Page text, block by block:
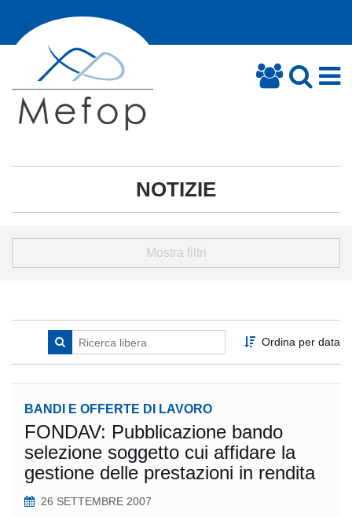
NOTIZIE
Mostra filtri
Ordina per data
BANDI E OFFERTE DI LAVORO
FONDAV: Pubblicazione bando
selezione soggetto cui affidare la
gestione delle prestazioni in rendita
26 SETTEMBRE 2007